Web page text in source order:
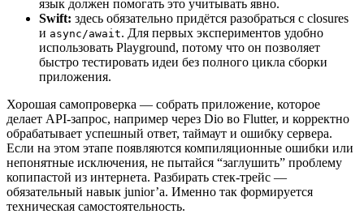
язык должен помогать это учитывать явно.
Swift: здесь обязательно придётся разобраться с closures
и async/await. Для первых экспериментов удобно
использовать Playground, потому что он позволяет
быстро тестировать идеи без полного цикла сборки
приложения.
Хорошая самопроверка — собрать приложение, которое
делает API-запрос, например через Dio во Flutter, и корректно
обрабатывает успешный ответ, таймаут и ошибку сервера.
Если на этом этапе появляются компиляционные ошибки или
непонятные исключения, не пытайся “заглушить” проблему
копипастой из интернета. Разбирать стек-трейс —
обязательный навык junior’а. Именно так формируется
техническая самостоятельность.